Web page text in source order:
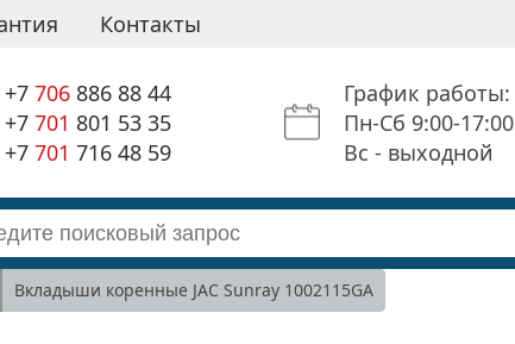
Контакты
+7 706 886 88 44
+7 701 801 53 35
+7 701 716 48 59
График работы:
Пн-Сб 9:00-17:00
Вс - выходной
Вкладыши коренные JAC Sunray 1002115GA